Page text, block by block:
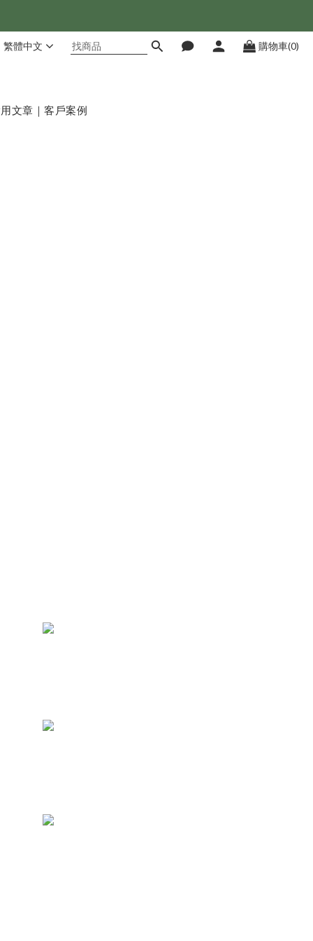
繁體中文 購物車(0)
文章｜客戶案例